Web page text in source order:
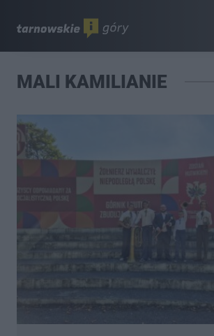
MALI KAMILIANIE